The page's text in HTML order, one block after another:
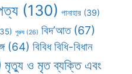
(130) পানাহার (39)
পুরুষ (26) বিদ’আত(67)
(64) বিবিধ বিধি-বিধান
মৃত্যু ও মৃত ব্যক্তি এবং